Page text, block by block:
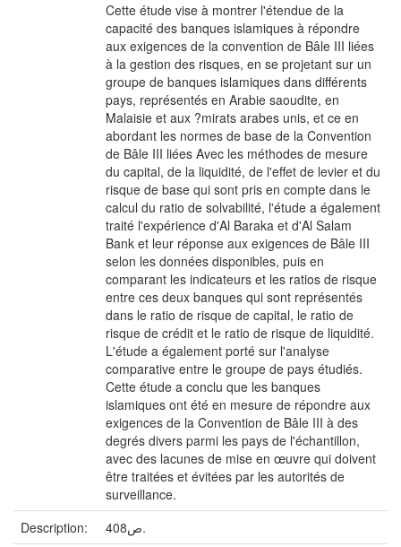
Cette étude vise à montrer l'étendue de la
capacité des banques islamiques à répondre
aux exigences de la convention de Bâle III liées
à la gestion des risques, en se projetant sur un
groupe de banques islamiques dans différents
pays, représentés en Arabie saoudite, en
Malaisie et aux ?mirats arabes unis, et ce en
abordant les normes de base de la Convention
de Bâle III liées Avec les méthodes de mesure
du capital, de la liquidité, de l'effet de levier et du
risque de base qui sont pris en compte dans le
calcul du ratio de solvabilité, l'étude a également
traité l'expérience d'Al Baraka et d'Al Salam
Bank et leur réponse aux exigences de Bâle III
selon les données disponibles, puis en
comparant les indicateurs et les ratios de risque
entre ces deux banques qui sont représentés
dans le ratio de risque de capital, le ratio de
risque de crédit et le ratio de risque de liquidité.
L'étude a également porté sur l'analyse
comparative entre le groupe de pays étudiés.
Cette étude a conclu que les banques
islamiques ont été en mesure de répondre aux
exigences de la Convention de Bâle III à des
degrés divers parmi les pays de l'échantillon,
avec des lacunes de mise en œuvre qui doivent
être traitées et évitées par les autorités de
surveillance.
Description:
408ص.